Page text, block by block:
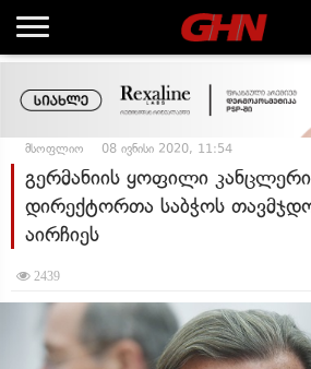
მსოფლიო 08 ივნისი 2020, 11:54
გერმანიის ყოფილი
დირექტორთა საბჭოს
აირჩიეს
2439